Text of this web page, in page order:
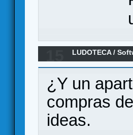
LUDOTECA/
¿Y un
compras
ideas.